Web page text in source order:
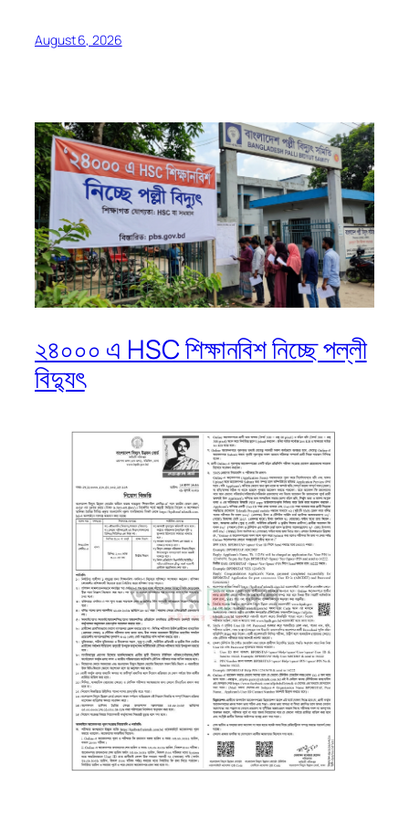
August 6, 2026
২৪০০০ এ HSC শিক্ষানবিশ নিচ্ছে পল্লী
বিদ্যুৎ